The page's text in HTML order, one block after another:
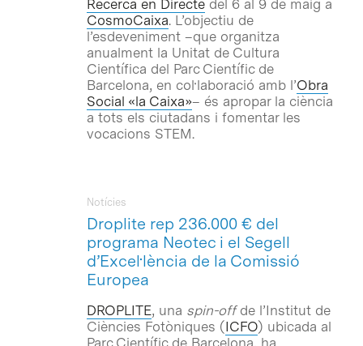
Recerca en Directedel 6 al 9 de maig a
CosmoCaixa. L’objectiu de
l’esdeveniment –que organitza
anualment la Unitat de Cultura
Científica del Parc Científic de
Barcelona, en col·laboració amb l’Obra
Social «la Caixa»– és apropar la ciència
a tots els ciutadans i fomentar les
vocacions STEM.
Droplite rep 236.000 € del
programa Neotec i el Segell
d’Excel·lència de la Comissió
Europea
Notícies
DROPLITE, una spin-offde l’Institut de
Ciències Fotòniques (ICFO) ubicada al
Parc Científic de Barcelona, ha